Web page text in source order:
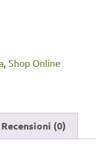
, Shop Online
Recensioni (0)